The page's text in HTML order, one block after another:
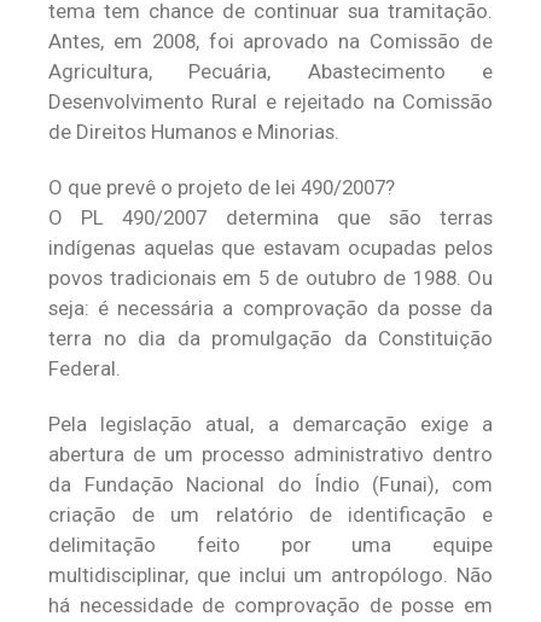
tema tem chance de continuar sua tramitação.
Antes, em 2008, foi aprovado na Comissão de
Agricultura, Pecuária, Abastecimento e
Desenvolvimento Rural e rejeitado na Comissão
de Direitos Humanos e Minorias.
O que prevê o projeto de lei 490/2007?
O PL 490/2007 determina que são terras
indígenas aquelas que estavam ocupadas pelos
povos tradicionais em 5 de outubro de 1988. Ou
seja: é necessária a comprovação da posse da
terra no dia da promulgação da Constituição
Federal.
Pela legislação atual, a demarcação exige a
abertura de um processo administrativo dentro
da Fundação Nacional do Índio (Funai), com
criação de um relatório de identificação e
delimitação feito por uma equipe
multidisciplinar, que inclui um antropólogo. Não
há necessidade de comprovação de posse em